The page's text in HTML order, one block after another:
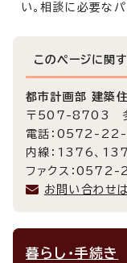
い。相談に必要な
このページに関
都市計画部 建築
〒507-8703 多
電話：0572-
内線：1376、
ファクス：
お問い合わせ
暮らし・手続き